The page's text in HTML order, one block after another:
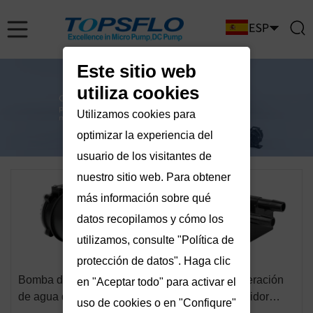
Bomba de enfriamiento
de agua de alta presión
Bomba de refrigeración
líquida para servidor
Este sitio web
utiliza cookies
Utilizamos cookies para
optimizar la experiencia del
usuario de los visitantes de
nuestro sitio web. Para obtener
más información sobre qué
datos recopilamos y cómo los
utilizamos, consulte "Política de
protección de datos". Haga clic
en "Aceptar todo" para activar el
uso de cookies o en "Confiqure"